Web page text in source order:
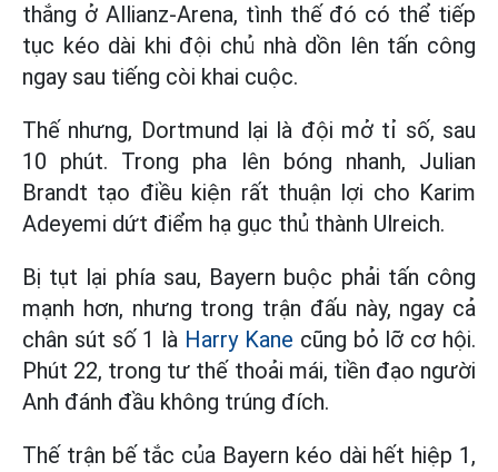
thắng ở Allianz-Arena, tình thế đó có thể tiếp
tục kéo dài khi đội chủ nhà dồn lên tấn công
ngay sau tiếng còi khai cuộc.
Thế nhưng, Dortmund lại là đội mở tỉ số, sau
10 phút. Trong pha lên bóng nhanh, Julian
Brandt tạo điều kiện rất thuận lợi cho Karim
Adeyemi dứt điểm hạ gục thủ thành Ulreich.
Bị tụt lại phía sau, Bayern buộc phải tấn công
mạnh hơn, nhưng trong trận đấu này, ngay cả
chân sút số 1 là Harry Kane cũng bỏ lỡ cơ hội.
Phút 22, trong tư thế thoải mái, tiền đạo người
Anh đánh đầu không trúng đích.
Thế trận bế tắc của Bayern kéo dài hết hiệp 1,